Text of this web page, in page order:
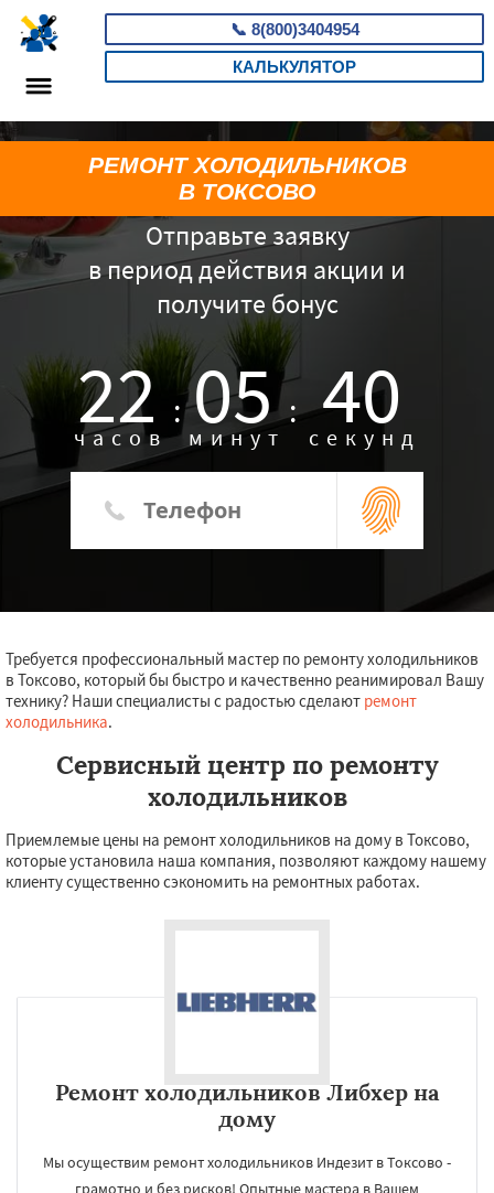
📞 8(800)3404954
КАЛЬКУЛЯТОР
Отправьте заявку
в период действия акции и
получите бонус
22 :
часов 05 :
минут 39
секунд
РЕМОНТ ХОЛОДИЛЬНИКОВ
В ТОКСОВО
Требуется профессиональный мастер по ремонту холодильников
в Токсово, который бы быстро и качественно реанимировал Вашу
технику? Наши специалисты с радостью сделают ремонт
холодильника.
Сервисный центр по ремонту
холодильников
Приемлемые цены на ремонт холодильников на дому в Токсово,
которые установила наша компания, позволяют каждому нашему
клиенту существенно сэкономить на ремонтных работах.
Ремонт холодильников Либхер на
дому
Мы осуществим ремонт холодильников Индезит в Токсово -
грамотно и без рисков! Опытные мастера в Вашем